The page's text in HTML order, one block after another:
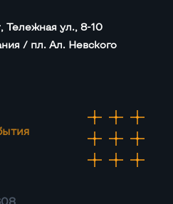
Тележная ул., 8-10
/ пл. Ал. Невского